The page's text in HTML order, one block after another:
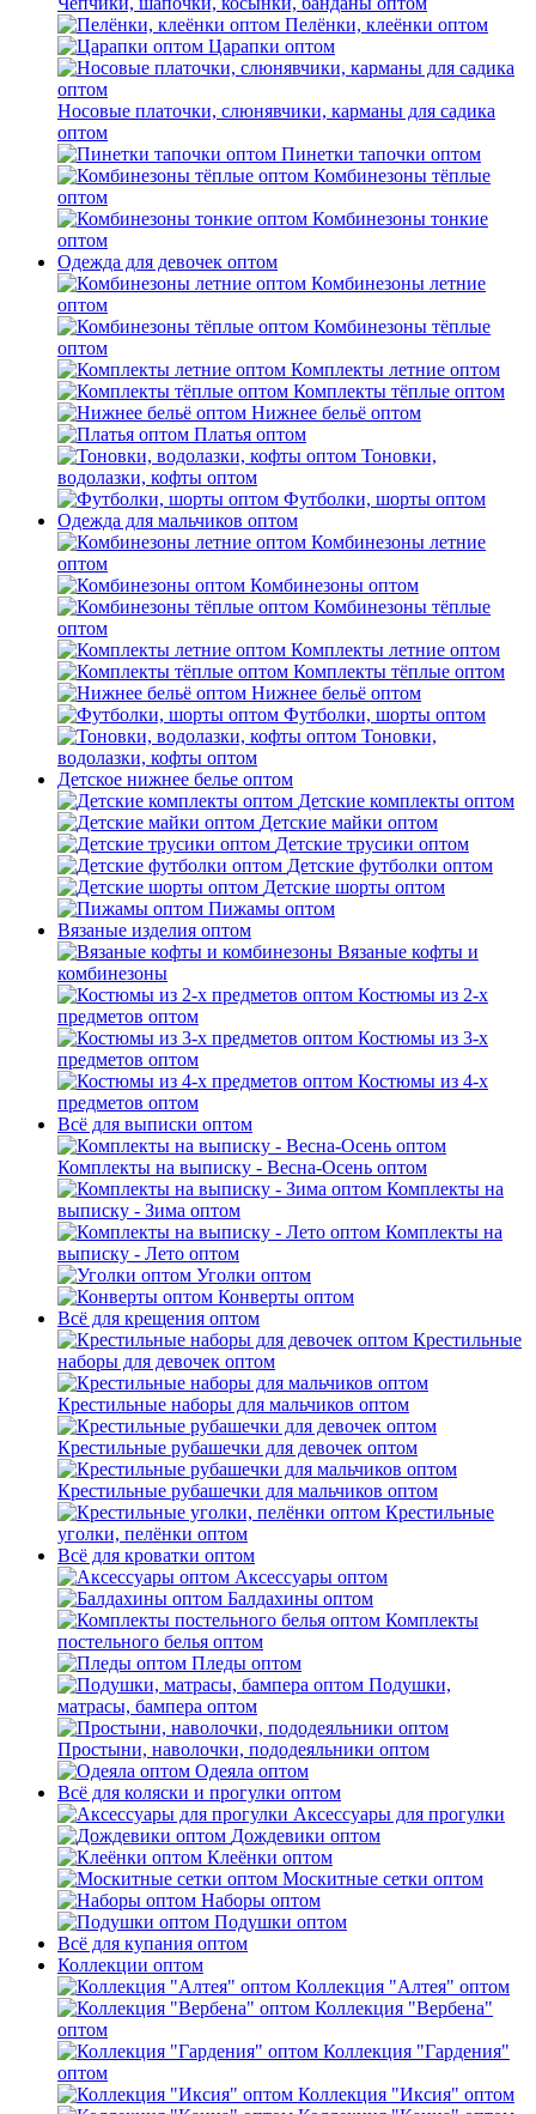
Пелёнки, клеёнки оптом
Царапки оптом
Носовые платочки, слюнявчики, карманы для садика
оптом
Пинетки тапочки оптом
Комбинезоны тёплые
оптом
Комбинезоны тонкие
оптом
Одежда для девочек оптом
Комбинезоны летние
оптом
Комбинезоны тёплые
оптом
Комплекты летние оптом
Комплекты тёплые оптом
Нижнее бельё оптом
Платья оптом
Тоновки,
водолазки, кофты оптом
Футболки, шорты оптом
Одежда для мальчиков оптом
Комбинезоны летние
оптом
Комбинезоны оптом
Комбинезоны тёплые
оптом
Комплекты летние оптом
Комплекты тёплые оптом
Нижнее бельё оптом
Футболки, шорты оптом
Тоновки,
водолазки, кофты оптом
Детское нижнее белье оптом
Детские комплекты оптом
Детские майки оптом
Детские трусики оптом
Детские футболки оптом
Детские шорты оптом
Пижамы оптом
Вязаные изделия оптом
Вязаные кофты и
комбинезоны
Костюмы из 2-х
предметов оптом
Костюмы из 3-х
предметов оптом
Костюмы из 4-х
предметов оптом
Всё для выписки оптом
Комплекты на выписку - Весна-Осень оптом
Комплекты на
выписку - Зима оптом
Комплекты на
выписку - Лето оптом
Уголки оптом
Конверты оптом
Всё для крещения оптом
Крестильные
наборы для девочек оптом
Крестильные наборы для мальчиков оптом
Крестильные рубашечки для девочек оптом
Крестильные рубашечки для мальчиков оптом
Крестильные
уголки, пелёнки оптом
Всё для кроватки оптом
Аксессуары оптом
Балдахины оптом
Комплекты
постельного белья оптом
Пледы оптом
Подушки,
матрасы, бампера оптом
Простыни, наволочки, пододеяльники оптом
Одеяла оптом
Всё для коляски и прогулки оптом
Аксессуары для прогулки
Дождевики оптом
Клеёнки оптом
Москитные сетки оптом
Наборы оптом
Подушки оптом
Всё для купания оптом
Коллекции оптом
Коллекция "Алтея" оптом
Коллекция "Вербена"
оптом
Коллекция "Гардения"
оптом
Коллекция "Иксия" оптом